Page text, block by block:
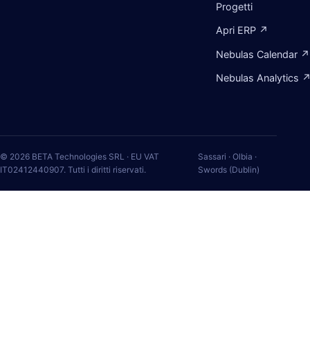
Progetti
Apri ERP ↗
Nebulas Calendar ↗
Nebulas Analytics
© 2026 BETA Technologies SRL · EU VAT
IT02412440907. Tutti i diritti riservati.
Sassari · Olbia ·
Swords (Dublin)